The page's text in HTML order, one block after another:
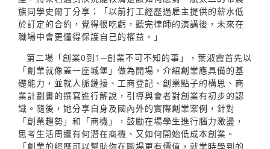
族同學史爾丁分享：「以前打工經歷過雇主提供的薪水低
於訂定的合約，覺得很吃虧，聽完律師的演講後，未來在
職場中會更懂得保護自己的權益。」
第二場「創業0到1─創業不可不知的事」，葉淑霞首先以
「創業就像蓋一座城堡」做為開場，介紹創業應具備的基
礎能力，並就人脈鏈接、工商登記、創業點子的構思、商
業計劃書的撰寫進行解說，引導與會者對創業有初步的認
識。隨後，她分享自身及國內外的實際創業案例，針對
「創業趨勢」和「商機」，鼓勵在場學生進行腦力激盪，
思考生活周遭有何潛在商機、又如何開始低成本創業。
「創業的經歷可以幫助你在職場更有價值，就業時學到的